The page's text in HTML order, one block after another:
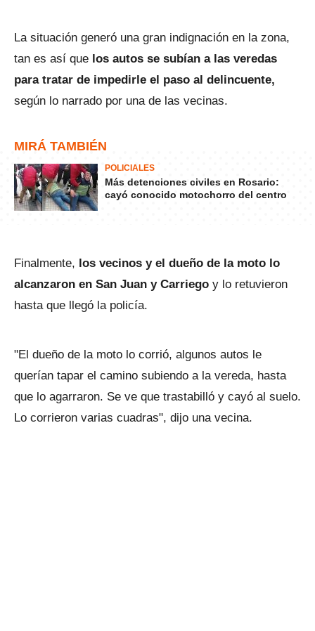
La situación generó una gran indignación en la zona,
tan es así que los autos se subían a las veredas
para tratar de impedirle el paso al delincuente,
según lo narrado por una de las vecinas.
MIRÁ TAMBIÉN
POLICIALES
Más detenciones civiles en Rosario:
cayó conocido motochorro del centro
Finalmente, los vecinos y el dueño de la moto lo
alcanzaron en San Juan y Carriego y lo retuvieron
hasta que llegó la policía.
"El dueño de la moto lo corrió, algunos autos le
querían tapar el camino subiendo a la vereda, hasta
que lo agarraron. Se ve que trastabilló y cayó al suelo.
Lo corrieron varias cuadras", dijo una vecina.